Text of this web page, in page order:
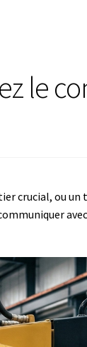
le
crucial, ou